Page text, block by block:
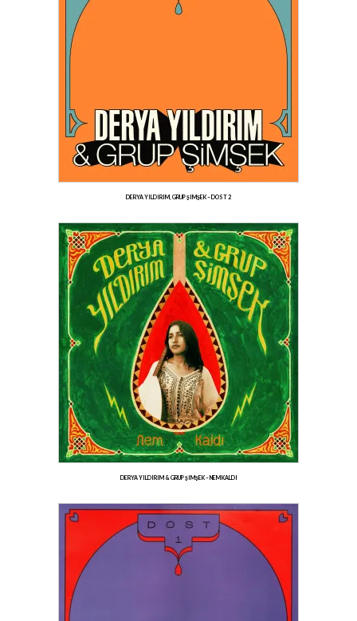
DERYA YILDIRIM, GRUP ŞIMŞEK – DOST 2
DERYA YILDIRIM & GRUP ŞIMŞEK – NEM KALDI